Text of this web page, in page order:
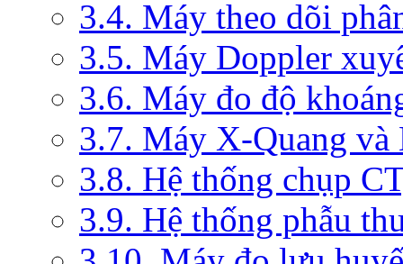
3.4. Máy theo dõi
3.5. Máy Doppler
3.6. Máy đo độ
3.7. Máy X-Quang
3.8. Hệ thống chụp
3.9. Hệ thống phẫu